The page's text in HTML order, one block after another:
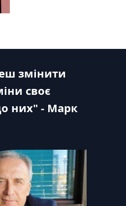
змінити
своє
них" - Марк